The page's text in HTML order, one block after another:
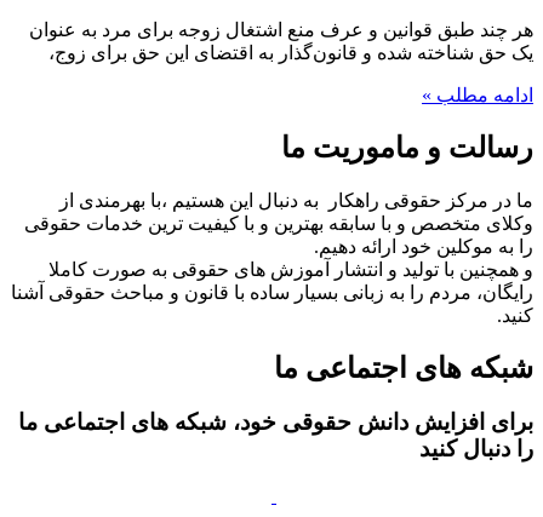
هر چند طبق قوانین و عرف منع اشتغال زوجه برای مرد به عنوان
یک حق شناخته شده و قانون‌گذار به اقتضای این حق برای زوج،
ادامه مطلب »
رسالت و ماموریت ما
ما در مرکز حقوقی راهکار به دنبال این هستیم ،با بهرمندی از
وکلای متخصص و با سابقه بهترین و با کیفیت ترین خدمات حقوقی
را به موکلین خود ارائه دهیم.
و همچنین با تولید و انتشار آموزش های حقوقی به صورت کاملا
رایگان، مردم را به زبانی بسیار ساده با قانون و مباحث حقوقی آشنا
کنید.
شبکه های اجتماعی ما
برای افزایش دانش حقوقی خود، شبکه های اجتماعی ما
را دنبال کنید